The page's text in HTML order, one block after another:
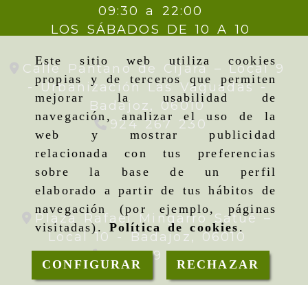
Este sitio web utiliza cookies
propias y de terceros que permiten
mejorar la usabilidad de
navegación, analizar el uso de la
web y mostrar publicidad
relacionada con tus preferencias
sobre la base de un perfil
elaborado a partir de tus hábitos de
navegación (por ejemplo, páginas
visitadas). Política de cookies .
CONFIGURAR RECHAZAR
09:30 a 22:00
LOS SÁBADOS DE 10 A 10
Calle Pantano de Cijara – Local 9
- Urbanización Las Vaguadas -
Badajoz, 06010
924 267 230
Plaza Rafael Mingarro Satué –
Local 10 -
Badajoz, 06010
924 09 19 95